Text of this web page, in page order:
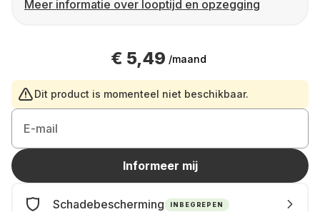
Meer informatie over looptijd en opzegging
€ 5,49 /maand
Dit product is momenteel niet beschikbaar.
E-mail
Informeer mij
Schadebescherming INBEGREPEN